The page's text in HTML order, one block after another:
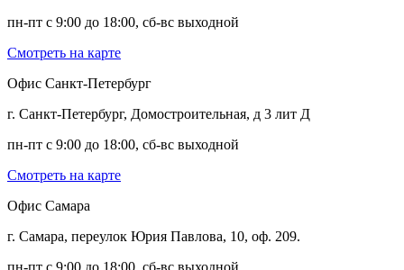
пн-пт с 9:00 до 18:00, сб-вс выходной
Смотреть на карте
Офис Санкт-Петербург
г. Санкт-Петербург, Домостроительная, д 3 лит Д
пн-пт с 9:00 до 18:00, сб-вс выходной
Смотреть на карте
Офис Самара
г. Самара, переулок Юрия Павлова, 10, оф. 209.
пн-пт с 9:00 до 18:00, сб-вс выходной